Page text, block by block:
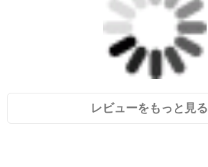
レビューをもっと見る